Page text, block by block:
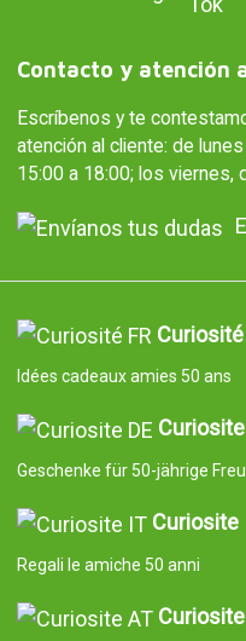
Contacto y atención
Escríbenos y te
atención al cliente: de
15:00 a 18:00; los viernes,
Curiosité
Idées cadeaux amies 50 ans
Curiosite
Geschenke für 50-jährige
Curiosite
Regali le amiche 50 anni